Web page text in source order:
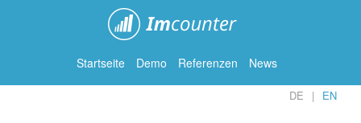
Startseite Demo Referenzen News
DE EN